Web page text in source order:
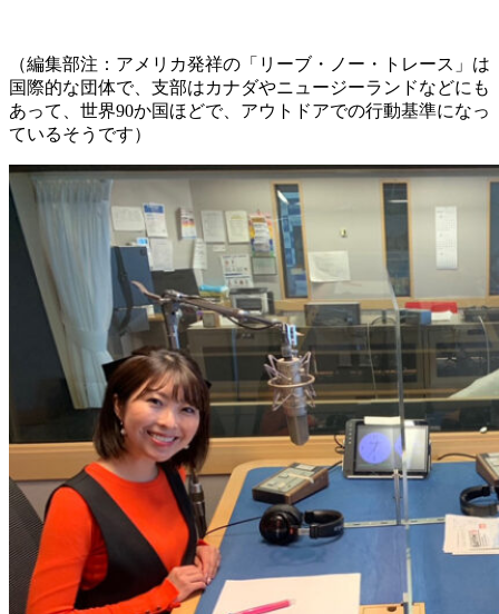
（編集部注：アメリカ発祥の「リーブ・ノー・トレース」は
国際的な団体で、支部はカナダやニュージーランドなどにも
あって、世界90か国ほどで、アウトドアでの行動基準になっ
ているそうです）